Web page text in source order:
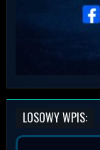
LOSOWY WPIS: